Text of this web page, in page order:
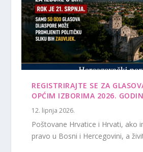
REGISTRIRAJTE SE ZA
OPĆIM IZBORIMA 2026.
12. lipnja 2026.
Poštovane Hrvatice i Hrvati, ako
pravo u Bosni i Hercegovini, a